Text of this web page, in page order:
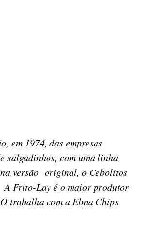
em 1974, das empresas
salgadinhos, com uma linha
na versão original, o Cebolitos
A Frito-Lay é o maior produtor
trabalha com a Elma Chips